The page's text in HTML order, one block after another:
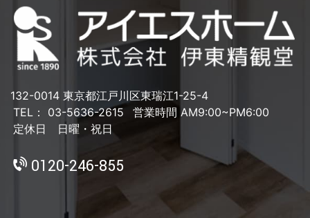
132-0014 東京都江戸川区東瑞江1-25-4
TEL： 03-5636-2615
営業時間 AM9:00~PM6:00
定休日 日曜・祝日
0120-246-855